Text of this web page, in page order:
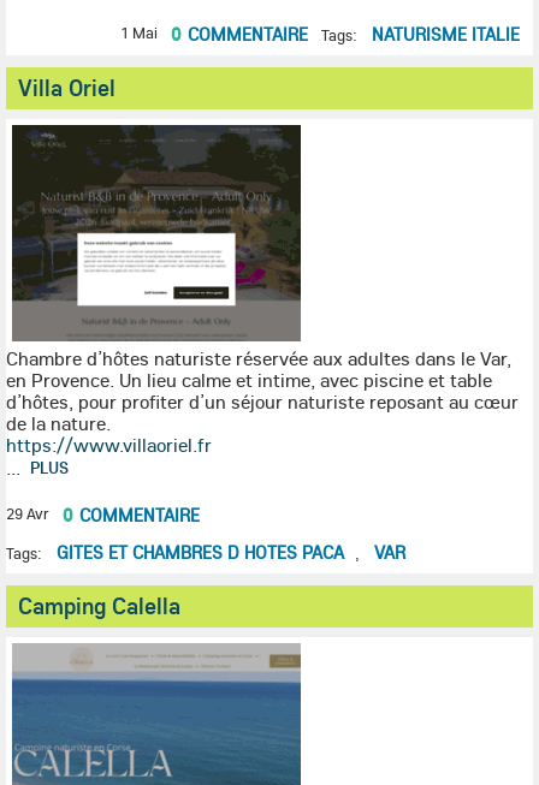
1 Mai 0 COMMENTAIRE Tags: NATURISME ITALIE
Villa Oriel
Chambre d’hôtes naturiste réservée aux adultes dans le Var,
en Provence. Un lieu calme et intime, avec piscine et table
d’hôtes, pour profiter d’un séjour naturiste reposant au cœur
de la nature.
https://www.villaoriel.fr
... PLUS
29 Avr 0 COMMENTAIRE
Tags: GITES ET CHAMBRES D HOTES PACA VAR
Camping Calella